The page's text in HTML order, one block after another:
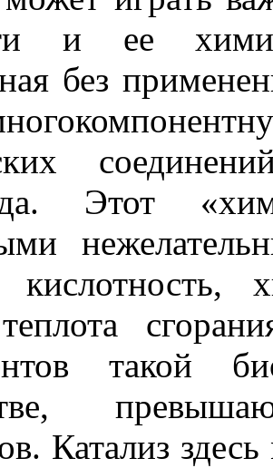
и ее
без
Этот
кислотность,
такой
Катализ